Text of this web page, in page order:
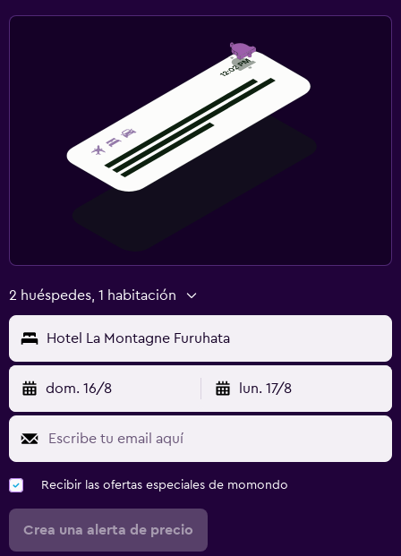
2 huéspedes, 1 habitación
Hotel La Montagne Furuhata
dom. 16/8 lun. 17/8
Recibir las ofertas especiales de momondo
Crea una alerta de precio